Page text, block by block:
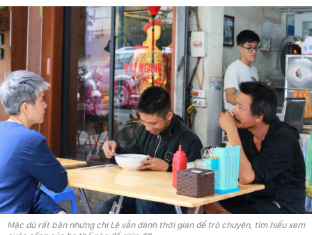
Mặc dù rất bận nhưng chị Lệ vẫn dành thời gian để trò chuyện, tìm hiểu xem